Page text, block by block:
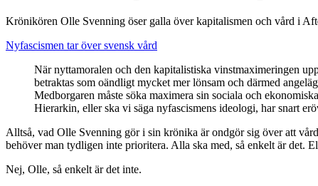
Krönikören Olle Svenning öser galla över kapitalismen och vård i
Nyfascismen tar över svensk vård
När nyttamoralen och den kapitalistiska vinstmaximeringen
betraktas som oändligt mycket mer lönsam och därmed
Medborgaren måste söka maximera sin sociala och
Hierarkin, eller ska vi säga nyfascismens ideologi, har snart
Alltså, vad Olle Svenning gör i sin krönika är ondgör sig över att
behöver man tydligen inte prioritera. Alla ska med, så enkelt är det.
Nej, Olle, så enkelt är det inte.